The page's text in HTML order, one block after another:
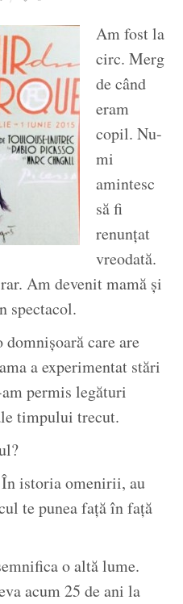
culorii
Am fost la
circ. Merg
de când
eram
copil. Nu-
mi
amintesc
să fi
renunțat
vreodată.
Am devenit mamă și
spectacol.
care are
a experimentat stări
permis legături
timpului trecut.
istoria omenirii, au
te punea față în față
o altă lume.
acum 25 de ani la